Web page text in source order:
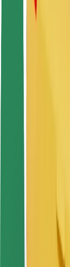
Dónde
Para
Bolt
Para
Para